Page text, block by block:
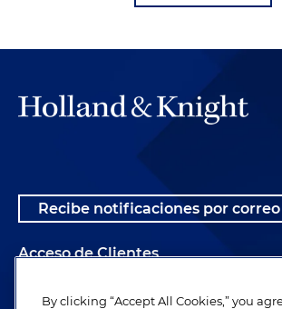
Recibe notificaciones por
Acceso de Clientes
Alumnos
By clicking “Accept All Cookies,” you